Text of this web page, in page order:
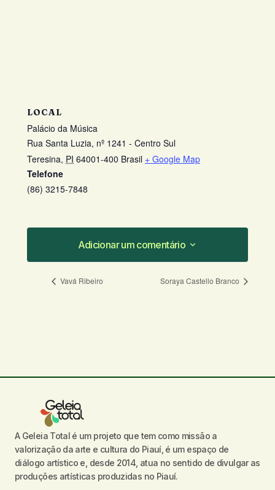
LOCAL
Palácio da Música
Rua Santa Luzia, nº 1241 - Centro Sul
Teresina, PI 64001-400 Brasil + Google Map
Telefone
(86) 3215-7848
Adicionar um comentário
Adicionar um comentário
Seu nome *
Vavá Ribeiro Soraya Castello Branco
A Geleia Total é um projeto que tem como missão a
valorização da arte e cultura do Piauí, é um espaço de
diálogo artístico e, desde 2014, atua no sentido de divulgar as
produções artísticas produzidas no Piauí.